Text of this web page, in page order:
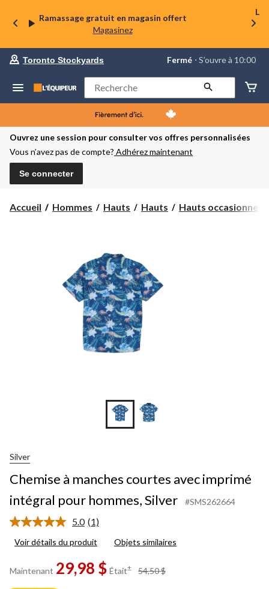
Ramassage gratuit en magasin offert
Magasinez
La
préféré
Toronto
Stockyards,
courament
Fermé,
S’ouvre
à
Toronto Stockyards Fermé ⋅ S’ouvre à 10:00
Rechercher
Ouvrez une session pour consulter vos offres personnalisées
Vous n’avez pas de compte? Adhérez maintenant
Se connecter
Accueil Hommes Hauts Hauts Hauts occasionnels
Silver
Chemise à manches courtes avec imprimé
intégral pour hommes, Silver
#SMS262664
5.0 Lire
commentaire.
vers
la
(1)
Voir détails du produit Objets similaires
Maintenant 29,98 $ Était± 54,50 $